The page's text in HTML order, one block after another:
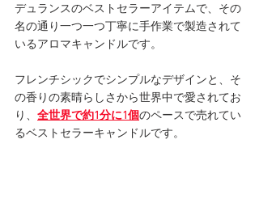
デュランスのベストセラーアイテムで、その
名の通り一つ一つ丁寧に手作業で製造されて
いるアロマキャンドルです。
フレンチシックでシンプルなデザインと、そ
の香りの素晴らしさから世界中で愛されてお
り、 全世界で約1分に1個のペースで売れてい
るベストセラーキャンドルです。